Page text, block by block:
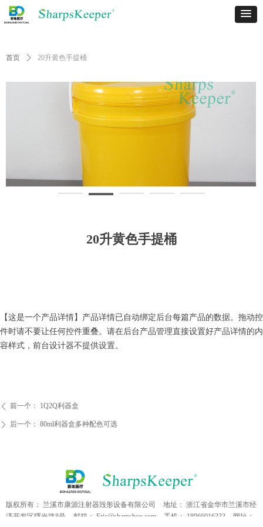
首页 ꄲ 20升黄色手提桶
20升黄色手提桶
ꄴ 前一个： 1Q2Q利器盒
ꄲ 后一个： 80ml利器盒多种配色可选
【这是一个产品详情】产品详情已自动绑定后台每篇产品的数据。拖动控
件时请不要让任何控件重叠。请在后台产品管理直接设置好产品详情的内
容样式，前台设计器不提供设置。
版权所有： 兰溪市康源注射器毁形设备有限公司 地址： 浙江省金华市兰溪市经
济开发区曙光路8号
邮箱： Eric@sharpsbox.com 手机： 18966016333
网址：